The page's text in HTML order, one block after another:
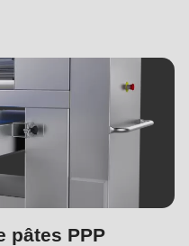
pâtes PPP